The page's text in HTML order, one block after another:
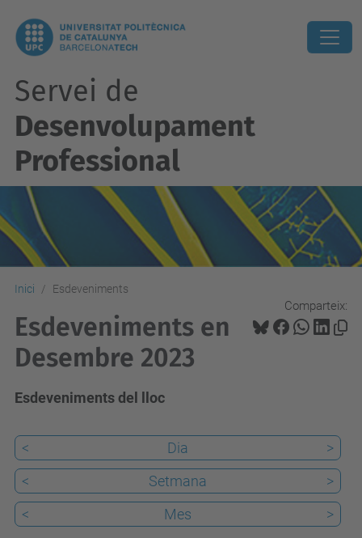
Servei de
Desenvolupament
Professional
Inici Esdeveniments
Comparteix:
Esdeveniments en
Desembre 2023
Esdeveniments del lloc
< Dia
>
<
Setmana
>
<
Mes >